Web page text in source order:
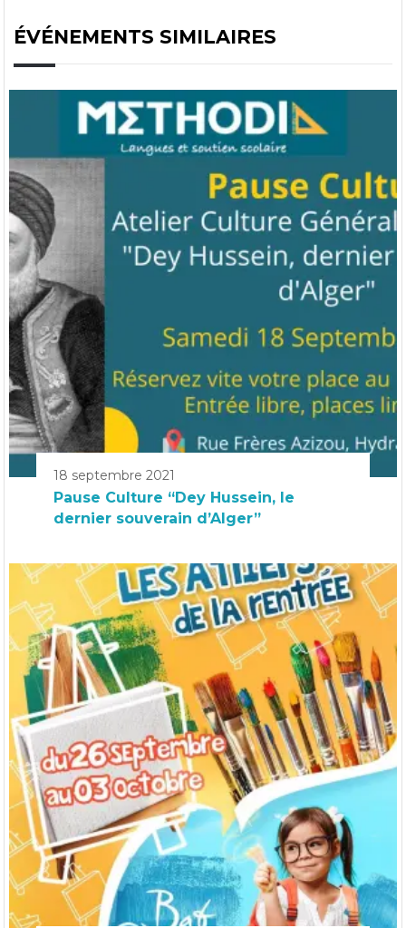
ÉVÉNEMENTS SIMILAIRES
18 septembre 2021
Pause Culture “Dey Hussein, le
dernier souverain d’Alger”